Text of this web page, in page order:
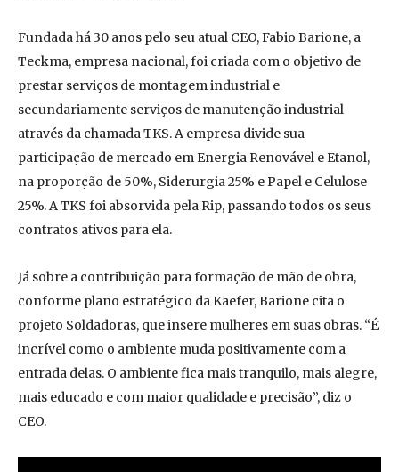
Fundada há 30 anos pelo seu atual CEO, Fabio Barione, a
Teckma, empresa nacional, foi criada com o objetivo de
prestar serviços de montagem industrial e
secundariamente serviços de manutenção industrial
através da chamada TKS. A empresa divide sua
participação de mercado em Energia Renovável e Etanol,
na proporção de 50%, Siderurgia 25% e Papel e Celulose
25%. A TKS foi absorvida pela Rip, passando todos os seus
contratos ativos para ela.
Já sobre a contribuição para formação de mão de obra,
conforme plano estratégico da Kaefer, Barione cita o
projeto Soldadoras, que insere mulheres em suas obras. “É
incrível como o ambiente muda positivamente com a
entrada delas. O ambiente fica mais tranquilo, mais alegre,
mais educado e com maior qualidade e precisão”, diz o
CEO.